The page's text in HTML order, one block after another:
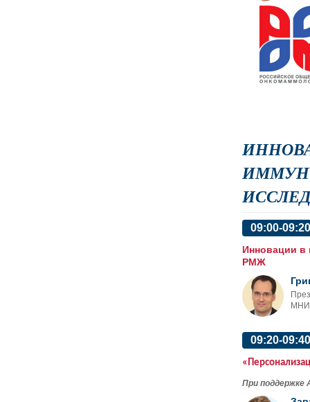
09:00-09:20
Инновации в
РМЖ
09:20-09:40
При поддержке